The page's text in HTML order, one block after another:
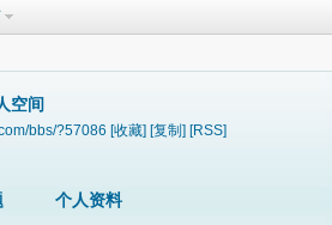
空间
bbs/?57086 [收藏] [复制] [RSS]
个人资料